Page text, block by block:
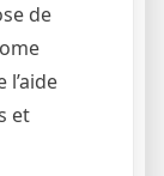
de
et